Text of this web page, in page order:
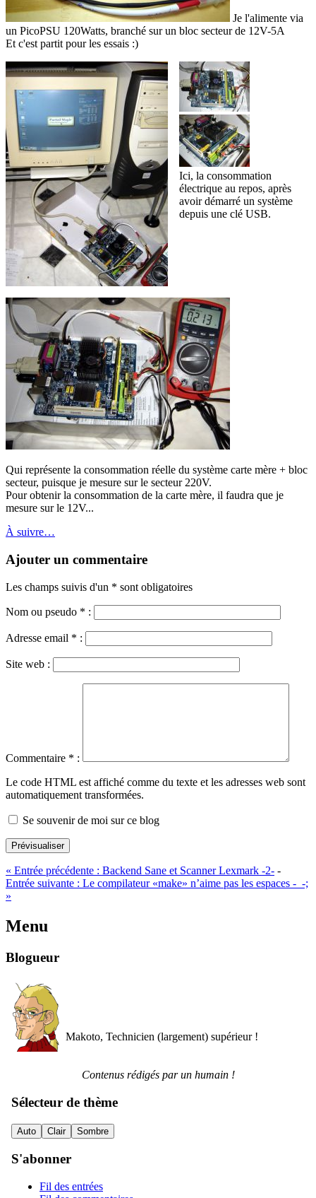
Je l'alimente via
un PicoPSU 120Watts, branché sur un bloc secteur de 12V-5A
Et c'est partit pour les essais :)
Ici, la consommation
électrique au repos, après
avoir démarré un système
depuis une clé USB.
Qui représente la consommation réelle du système carte mère + bloc
secteur, puisque je mesure sur le secteur 220V.
Pour obtenir la consommation de la carte mère, il faudra que je
mesure sur le 12V...
À suivre…
Ajouter un commentaire
Les champs suivis d'un * sont obligatoires
Nom ou pseudo * :
Adresse email * :
Site web :
Commentaire * :
Le code HTML est affiché comme du texte et les adresses web sont
automatiquement transformées.
Se souvenir de moi sur ce blog
Prévisualiser
« Entrée précédente : Backend Sane et Scanner Lexmark -2- -
Entrée suivante : Le compilateur «make» n’aime pas les espaces -_-;
»
Menu
Blogueur
Makoto, Technicien (largement) supérieur !
Contenus rédigés par un humain !
Sélecteur de thème
Auto Clair Sombre
S'abonner
Fil des entrées